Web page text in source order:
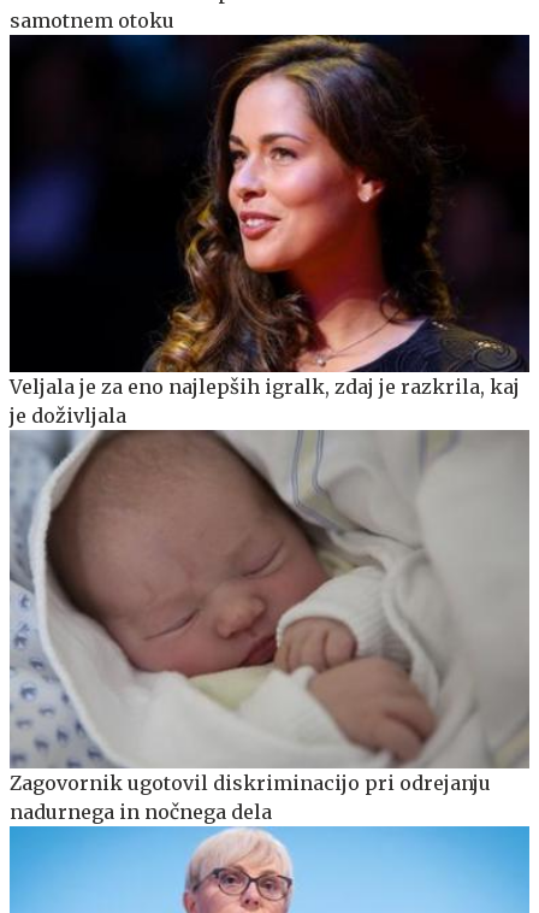
samotnem otoku
Veljala je za eno najlepših igralk, zdaj je razkrila, kaj
je doživljala
Zagovornik ugotovil diskriminacijo pri odrejanju
nadurnega in nočnega dela